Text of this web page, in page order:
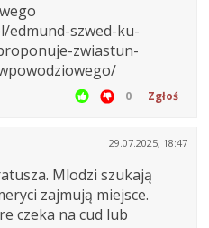
edmund-szwed-ku-
zwiastun-
0 Zgłoś
29.07.2025, 18:47
Mlodzi szukają
zajmują miejsce.
czeka na cud lub